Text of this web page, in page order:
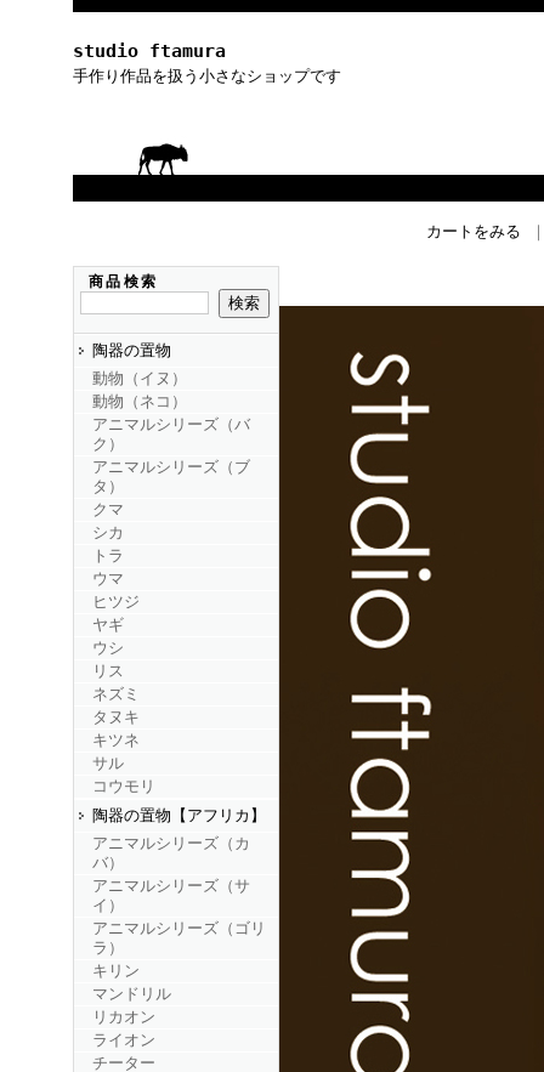
studio ftamura
手作り作品を扱う小さなショップです
カートをみる
商品検索
陶器の置物
動物（イヌ）
動物（ネコ）
アニマルシリーズ（バ
ク）
アニマルシリーズ（ブ
タ）
クマ
シカ
トラ
ウマ
ヒツジ
ヤギ
ウシ
リス
ネズミ
タヌキ
キツネ
サル
コウモリ
陶器の置物【アフリカ】
アニマルシリーズ（カ
バ）
アニマルシリーズ（サ
イ）
アニマルシリーズ（ゴリ
ラ）
キリン
マンドリル
リカオン
ライオン
チーター